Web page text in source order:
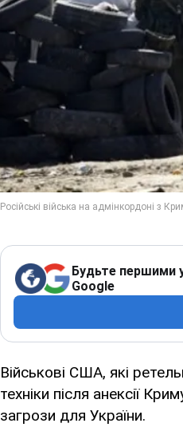
Будьте першими
Google
Військові США, які
техніки після анексії
загрози для України.